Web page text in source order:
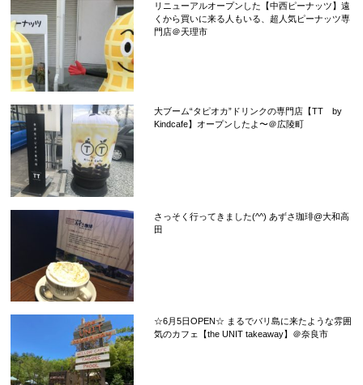
リニューアルオープンした【中西ピーナッツ】遠
くから買いに来る人もいる、超人気ピーナッツ専
門店＠天理市
大ブーム“タピオカ”ドリンクの専門店【TT by
Kindcafe】オープンしたよ〜＠広陵町
さっそく行ってきました(^^) あずさ珈琲@大和高
田
☆6月5日OPEN☆ まるでバリ島に来たような雰囲
気のカフェ【the UNIT takeaway】＠奈良市